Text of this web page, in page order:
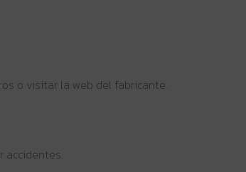
o visitar la web del fabricante.
accidentes.